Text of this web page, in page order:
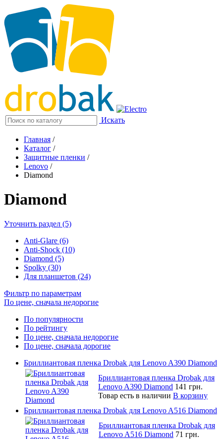
Искать
Главная /
Каталог /
Защитные пленки /
Lenovo /
Diamond
Diamond
Уточнить раздел (5)
Anti-Glare (6)
Anti-Shock (10)
Diamond (5)
Spolky (30)
Для планшетов (24)
Фильтр по параметрам
По цене, сначала недорогие
По популярности
По рейтингу
По цене, сначала недорогие
По цене, сначала дорогие
Бриллиантовая пленка Drobak для Lenovo A390 Diamond
Бриллиантовая пленка Drobak для
Lenovo A390 Diamond 141 грн.
Товар есть в наличии В корзину
Бриллиантовая пленка Drobak для Lenovo A516 Diamond
Бриллиантовая пленка Drobak для
Lenovo A516 Diamond 71 грн.